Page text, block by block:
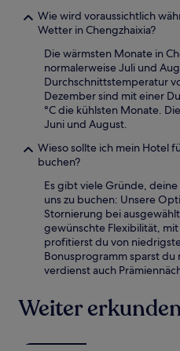
Wie wird voraussichtlich
Wetter in Chengzhaixia?
Die wärmsten Monate in
normalerweise Juli und
Durchschnittstemperatur
Dezember sind mit einer
°C die kühlsten Monate.
Juni und August.
Wieso sollte ich mein Hotel
buchen?
Es gibt viele Gründe, deine
uns zu buchen: Unsere
Stornierung bei
gewünschte Flexibilität,
profitierst du von
Bonusprogramm sparst
verdienst auch
Weiter